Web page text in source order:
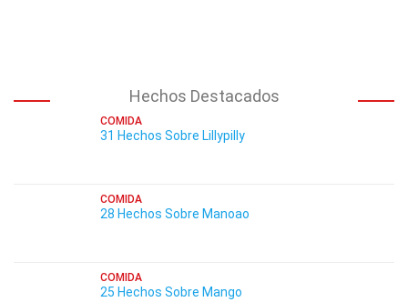
Hechos Destacados
COMIDA
31 Hechos Sobre Lillypilly
COMIDA
28 Hechos Sobre Manoao
COMIDA
25 Hechos Sobre Mango